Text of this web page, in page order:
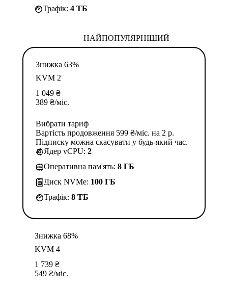
Трафік: 4 TБ
НАЙПОПУЛЯРНІШИЙ
Знижка 63%
KVM 2
1 049 ₴
389 ₴/міс.
Вибрати тариф
Вартість продовження 599 ₴/міс. на 2 р.
Підписку можна скасувати у будь-який час.
Ядер vCPU: 2
Оперативна пам'ять: 8 ГБ
Диск NVMe: 100 ГБ
Трафік: 8 TБ
Знижка 68%
KVM 4
1 739 ₴
549 ₴/міс.